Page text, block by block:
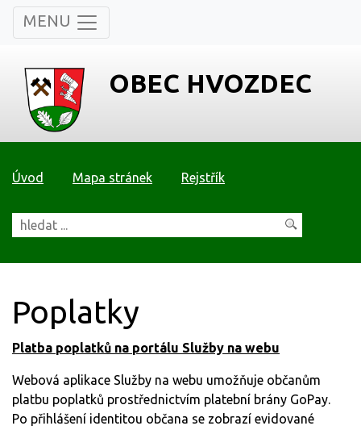
MENU
OBEC HVOZDEC
Úvod Mapa stránek Rejstřík
Poplatky
Platba poplatků na portálu Služby na webu
Webová aplikace Služby na webu umožňuje občanům
platbu poplatků prostřednictvím platební brány GoPay.
Po přihlášení identitou občana se zobrazí evidované